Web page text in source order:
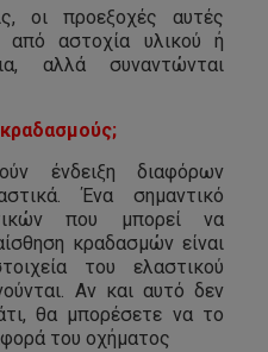
οι προεξοχές αυτές
από αστοχία υλικού ή
αλλά συναντώνται
ένδειξη διαφόρων
Ένα σημαντικό
που μπορεί να
κραδασμών είναι
του ελαστικού
Αν και αυτό δεν
θα μπορέσετε να το
του οχήματος